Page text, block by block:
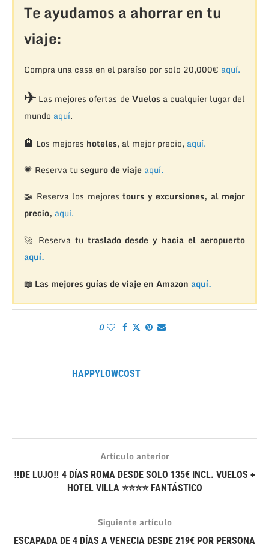
Te ayudamos a ahorrar en tu
viaje:
Compra una casa en el paraíso por solo 20,000€ aquí.
✈️Las mejores ofertas de Vuelosa cualquier lugar del
mundo aquí.
🏨 Los mejores hoteles, al mejor precio, aquí.
💗 Reserva tu seguro de viaje aquí.
🚁 Reserva los mejorestours y excursiones, al mejor
precio, aquí.
🚀 Reserva tu traslado desde y hacia el aeropuerto
aquí.
📖 Las mejores guías de viaje en Amazon aquí.
0
HAPPYLOWCOST
Artículo anterior
‼DE LUJO‼ 4 DÍAS ROMA DESDE SOLO 135€ INCL. VUELOS +
HOTEL VILLA ⭐⭐⭐⭐ FANTÁSTICO
Siguiente artículo
ESCAPADA DE 4 DÍAS A VENECIA DESDE 219€ POR PERSONA